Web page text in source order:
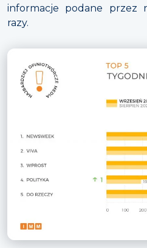
informacje podane przez
razy.